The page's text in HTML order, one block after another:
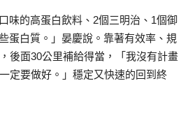
味的高蛋白飲料、2個三明治、1個御
蛋白質。」晏慶說。靠著有效率、規
後面30公里補給得當，「我沒有計畫
定要做好。」穩定又快速的回到終